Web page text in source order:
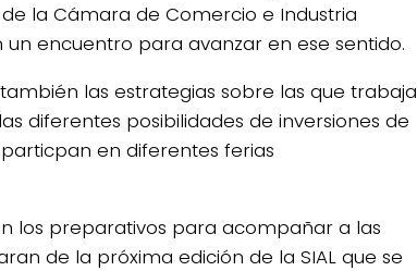
la Cámara de Comercio e Industria
encuentro para avanzar en ese sentido.
las estrategias sobre las que trabaja
diferentes posibilidades de inversiones de
en diferentes ferias
los preparativos para acompañar a las
de la próxima edición de la SIAL que se